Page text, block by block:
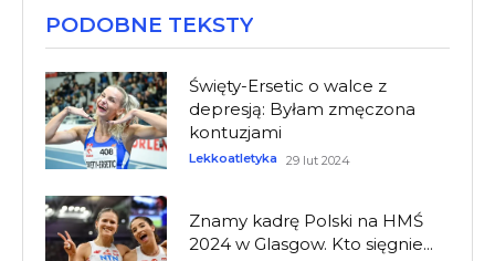
PODOBNE TEKSTY
Święty-Ersetic o walce z
depresją: Byłam zmęczona
kontuzjami
Lekkoatletyka 29 lut 2024
Znamy kadrę Polski na HMŚ
2024 w Glasgow. Kto sięgnie...